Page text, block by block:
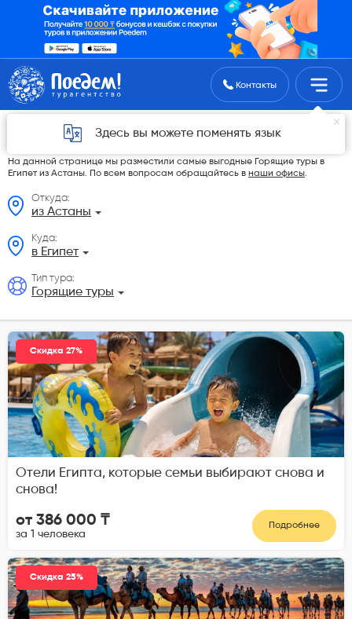
Поиск туровКонтакты
Здесь вы можете поменять язык
Горящие туры в Египет из Астаны в 2026
На данной странице мы разместили самые выгодные Горящие туры в
Египет из Астаны. По всем вопросам обращайтесь в наши офисы.
Откуда:
из Астаны
Куда:
в Египет
Тип тура:
Горящие туры
Скидка 27%
Отели Египта, которые семьи выбирают снова и
снова!
от 386 000 ₸
за 1 человека
Подробнее
Скидка 25%